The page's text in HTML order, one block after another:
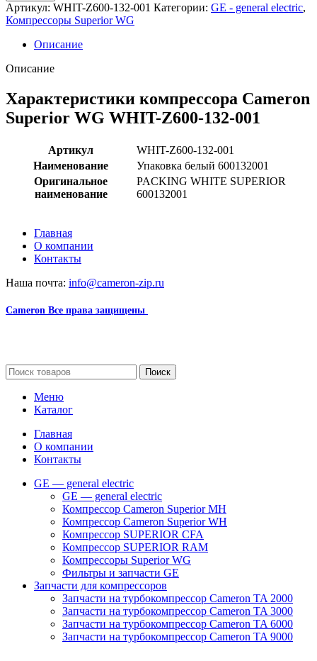
Артикул: WHIT-Z600-132-001 Категории: GE - general electric,
Компрессоры Superior WG
Описание
Описание
Характеристики компрессора Cameron
Superior WG WHIT-Z600-132-001
Артикул
WHIT-Z600-132-001
Наименование
Упаковка белый 600132001
Оригинальное
наименование
PACKING WHITE SUPERIOR
600132001
Главная
О компании
Контакты
Наша почта: info@cameron-zip.ru
Cameron Все права защищены
Поиск
Меню
Каталог
Главная
О компании
Контакты
GE — general electric
GE — general electric
Компрессор Cameron Superior MH
Компрессор Cameron Superior WH
Компрессор SUPERIOR CFA
Компрессор SUPERIOR RAM
Компрессоры Superior WG
Фильтры и запчасти GE
Запчасти для компрессоров
Запчасти на турбокомпрессор Cameron TA 2000
Запчасти на турбокомпрессор Cameron TA 3000
Запчасти на турбокомпрессор Cameron TA 6000
Запчасти на турбокомпрессор Cameron TA 9000